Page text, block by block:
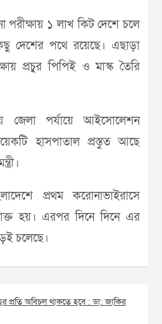
পরীক্ষায় ১ লাখ কিট দেশে চলে
দেশের পথে রয়েছে। এছাড়া
প্রচুর পিপিই ও মাস্ক তৈরি
জেলা পর্যায়ে আইসোলেশন
হাসপাতাল প্রস্তুত আছে
প্রথম করোনাভাইরাসে
হয়। এরপর দিনে দিনে এর
চলেছে।
প্রতি অবিচল থাকতে হবে : ডা: জাকির